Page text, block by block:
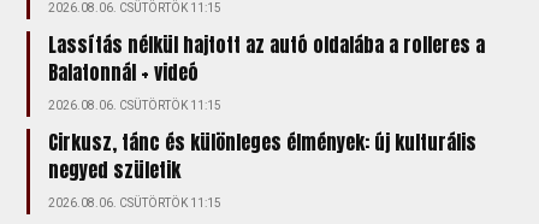
2026.08.06. CSÜTÖRTÖK 11:15
Lassítás nélkül hajtott az autó oldalába a rolleres a
Balatonnál + videó
2026.08.06. CSÜTÖRTÖK 11:15
Cirkusz, tánc és különleges élmények: új kulturális
negyed születik
2026.08.06. CSÜTÖRTÖK 11:15